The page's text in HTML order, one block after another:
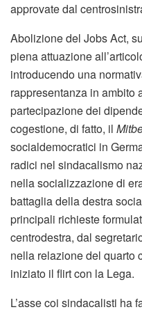
approvate dal
Abolizione del Jobs Act,
piena attuazione
introducendo una
rappresentanza in ambito
partecipazione dei
cogestione, di fatto, il
socialdemocratici in
radici nel sindacalismo
nella socializzazione di
battaglia della destra
principali richieste
centrodestra, dal
nella relazione del quarto
iniziato il flirt con la Lega.
L’asse coi sindacalisti ha